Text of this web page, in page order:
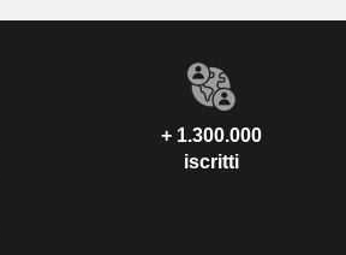
+ 1.300.000
iscritti